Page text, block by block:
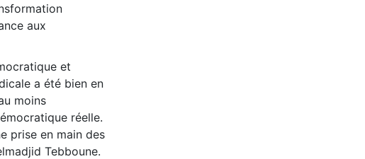
aux
et
a été bien en
moins
réelle.
prise en main des
Tebboune.